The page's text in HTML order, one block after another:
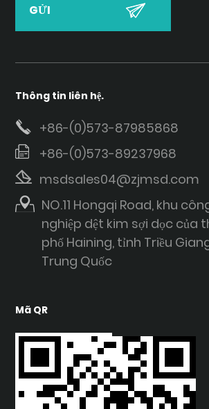
Thông tin liên hệ.
+86-(0)573-87985868
+86-(0)573-89237968
msdsales04@zjmsd.com
NO.11 Hongqi Road, khu
nghiệp dệt kim sợi dọc của
phố Haining, tỉnh Triều
Trung Quốc
Mã QR